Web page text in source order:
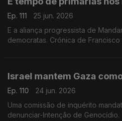
Ep. 111
25 jun. 2026
E a aliança progressista de
democratas. Crónica de Francisco
Israel mantem Gaza
Ep. 110
24 jun. 2026
Uma comissão de inquérito
denunciar-Intenção de Genocídio.